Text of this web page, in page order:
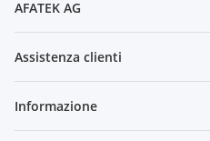
AFATEK AG
Assistenza clienti
Informazione